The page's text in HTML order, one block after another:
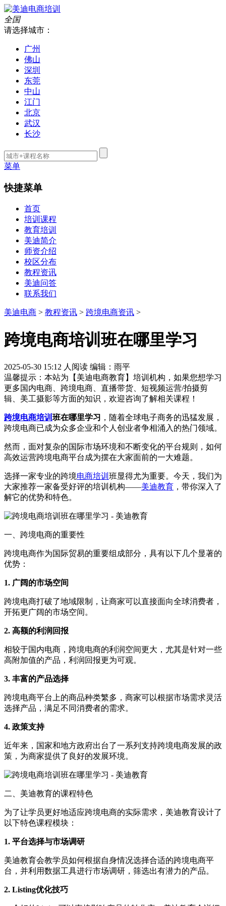
全国
请选择城市：
广州
佛山
深圳
东莞
中山
江门
北京
武汉
长沙
菜单
快捷菜单
首页
培训课程
教育培训
美迪简介
师资介绍
校区分布
教程资讯
美迪问答
联系我们
美迪电商 > 教程资讯 > 跨境电商资讯 >
跨境电商培训班在哪里学习
2025-05-30 15:12 人阅读 编辑：雨平
温馨提示：本站为【美迪电商教育】培训机构，如果您想学习
更多国内电商、跨境电商、直播带货、短视频运营/拍摄剪
辑、美工摄影等方面的知识，欢迎咨询了解相关课程！
跨境电商培训 班在哪里学习 ，随着全球电子商务的迅猛发展，
跨境电商已成为众多企业和个人创业者争相涌入的热门领域。
然而，面对复杂的国际市场环境和不断变化的平台规则，如何
高效运营跨境电商平台成为摆在大家面前的一大难题。
选择一家专业的跨境电商培训 班显得尤为重要。今天，我们为
大家推荐一家备受好评的培训机构——美迪教育 ，带你深入了
解它的优势和特色。
一、跨境电商的重要性
跨境电商作为国际贸易的重要组成部分，具有以下几个显著的
优势：
1. 广阔的市场空间
跨境电商打破了地域限制，让商家可以直接面向全球消费者，
开拓更广阔的市场空间。
2. 高额的利润回报
相较于国内电商，跨境电商的利润空间更大，尤其是针对一些
高附加值的产品，利润回报更为可观。
3. 丰富的产品选择
跨境电商平台上的商品种类繁多，商家可以根据市场需求灵活
选择产品，满足不同消费者的需求。
4. 政策支持
近年来，国家和地方政府出台了一系列支持跨境电商发展的政
策，为商家提供了良好的发展环境。
二、美迪教育的课程特色
为了让学员更好地适应跨境电商的实际需求，美迪教育设计了
以下特色课程模块：
1. 平台选择与市场调研
美迪教育会教学员如何根据自身情况选择合适的跨境电商平
台，并利用数据工具进行市场调研，筛选出有潜力的产品。
2. Listing优化技巧